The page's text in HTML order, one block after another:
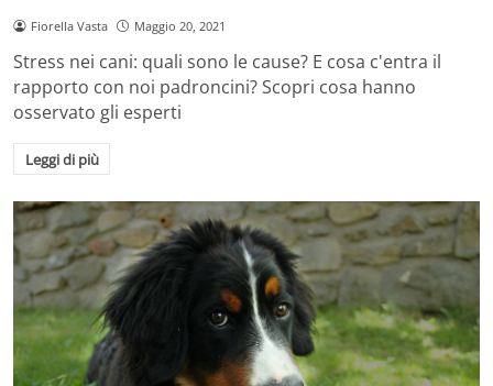
Fiorella Vasta Maggio 20, 2021
Stress nei cani: quali sono le cause? E cosa c'entra il
rapporto con noi padroncini? Scopri cosa hanno
osservato gli esperti
Leggi di più